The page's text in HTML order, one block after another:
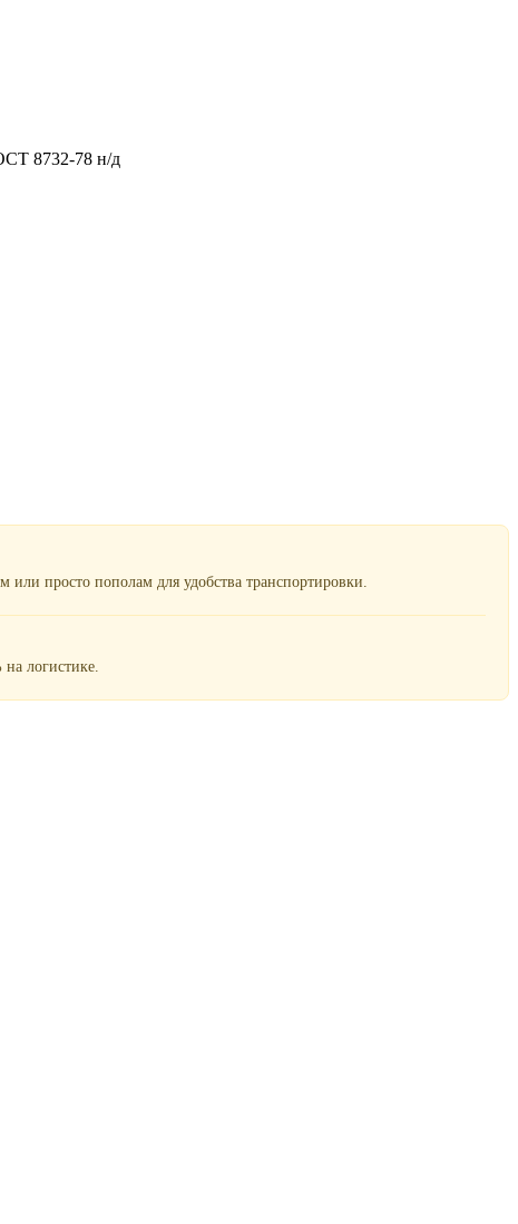
8732-78 н/д
просто пополам для удобства транспортировки.
логистике.